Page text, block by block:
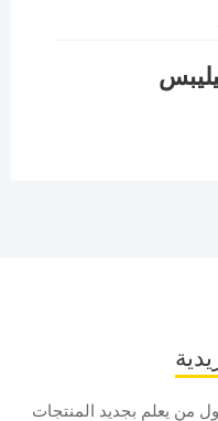
من يعلم بجديد المنتجات